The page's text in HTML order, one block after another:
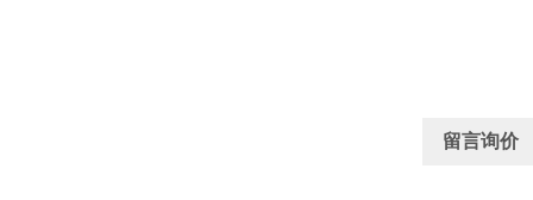
留言询价